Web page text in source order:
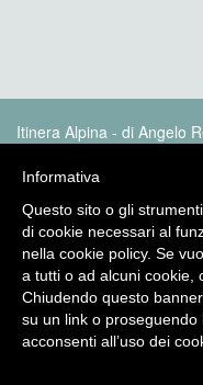
Itinera Alpina - di Angelo
policy
Informativa
Questo sito o gli
di cookie necessari al
nella cookie policy. Se
a tutti o ad alcuni cookie,
Chiudendo questo
su un link o proseguendo
acconsenti all’uso dei